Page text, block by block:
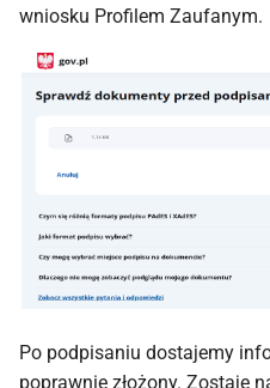
wniosku Profilem Zaufanym.
Po podpisaniu dostajemy
poprawnie złożony. Zostaje